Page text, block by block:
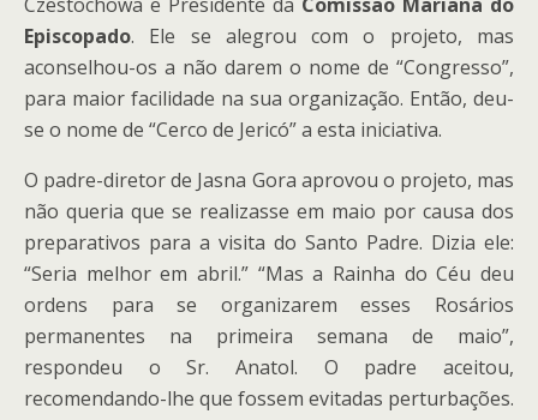
Episcopado. Ele se alegrou com o projeto, mas
aconselhou-os a não darem o nome de “Congresso”,
para maior facilidade na sua organização. Então, deu-
se o nome de “Cerco de Jericó” a esta iniciativa.
O padre-diretor de Jasna Gora aprovou o projeto, mas
não queria que se realizasse em maio por causa dos
preparativos para a visita do Santo Padre. Dizia ele:
“Seria melhor em abril.” “Mas a Rainha do Céu deu
ordens para se organizarem esses Rosários
permanentes na primeira semana de maio”,
respondeu o Sr. Anatol. O padre aceitou,
recomendando-lhe que fossem evitadas perturbações.